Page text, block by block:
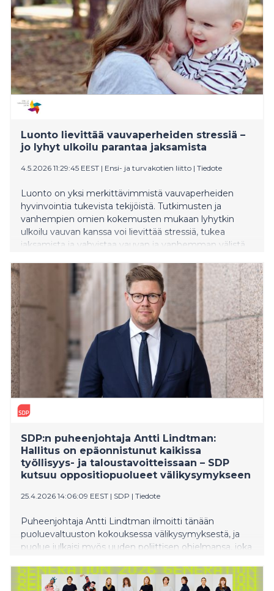
Luonto lievittää vauvaperheiden stressiä –
jo lyhyt ulkoilu parantaa jaksamista
4.5.2026 11:29:45 EEST | Ensi- ja turvakotien liitto | Tiedote
Luonto on yksi merkittävimmistä vauvaperheiden
hyvinvointia tukevista tekijöistä. Tutkimusten ja
vanhempien omien kokemusten mukaan lyhytkin
ulkoilu vauvan kanssa voi lievittää stressiä, tukea
jaksamista ja vahvistaa vauvan ja vanhemman välistä
yhdessä jäsenyhdistystensä kanssa luontolähtöisiä
menetelmiä vauvaperheiden tukemiseen.
SDP:n puheenjohtaja Antti Lindtman:
Hallitus on epäonnistunut kaikissa
työllisyys- ja taloustavoitteissaan – SDP
kutsuu oppositiopuolueet välikysymykseen
25.4.2026 14:06:09 EEST | SDP | Tiedote
Puheenjohtaja Antti Lindtman ilmoitti tänään
puoluevaltuuston kokouksessa välikysymyksestä, ja
puolue julkaisi myös uuden poliittisen ohjelmansa, joka
tuolloin maailman ensimmäinen hiilineutraali
hyvinvointivaltio.